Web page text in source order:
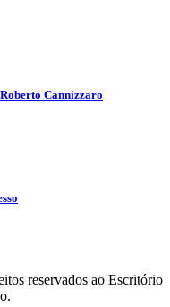
Cannizzaro
reservados ao Escritório